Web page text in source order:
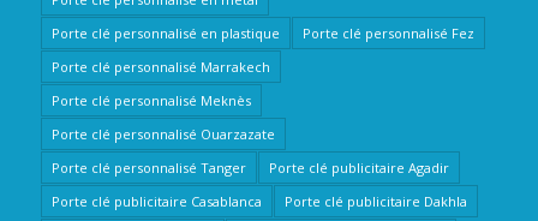
Porte clé personnalisé en plastique
Porte clé personnalisé Fez
Porte clé personnalisé Marrakech
Porte clé personnalisé Meknès
Porte clé personnalisé Ouarzazate
Porte clé personnalisé Tanger
Porte clé publicitaire Agadir
Porte clé publicitaire Casablanca
Porte clé publicitaire Dakhla